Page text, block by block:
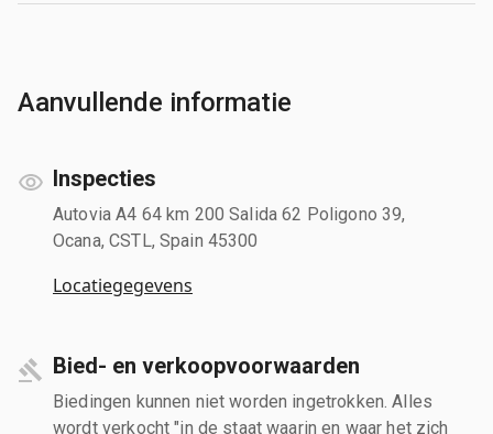
Aanvullende informatie
Inspecties
Autovia A4 64 km 200 Salida 62 Poligono 39,
Ocana, CSTL, Spain 45300
Locatiegegevens
Bied- en verkoopvoorwaarden
Biedingen kunnen niet worden ingetrokken. Alles
wordt verkocht "in de staat waarin en waar het zich